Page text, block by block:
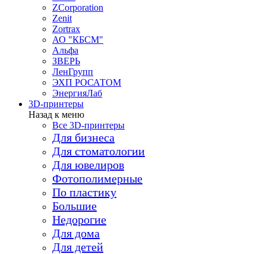
ZCorporation
Zenit
Zortrax
АО "КБСМ"
Альфа
ЗВЕРЬ
ЛенГрупп
ЭХП РОСАТОМ
ЭнергияЛаб
3D-принтеры
Назад к меню
Все 3D-принтеры
Для бизнеса
Для стоматологии
Для ювелиров
Фотополимерные
По пластику
Большие
Недорогие
Для дома
Для детей